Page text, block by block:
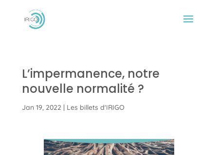
L’impermanence, notre
nouvelle normalité ?
Jan 19, 2022 | Les billets d'IRIGO